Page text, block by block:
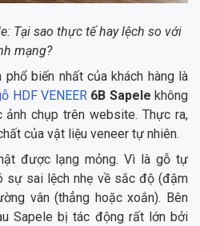
Tại sao thực tế hay lệch so với
mạng?
phổ biến nhất của khách hàng là
HDF VENEER6B Sapele không
chụp trên website. Thực ra,
của vật liệu veneer tự nhiên.
được lạng mỏng. Vì là gỗ tự
sự sai lệch nhẹ về sắc độ (đậm
vân (thẳng hoặc xoắn). Bên
Sapele bị tác động rất lớn bởi